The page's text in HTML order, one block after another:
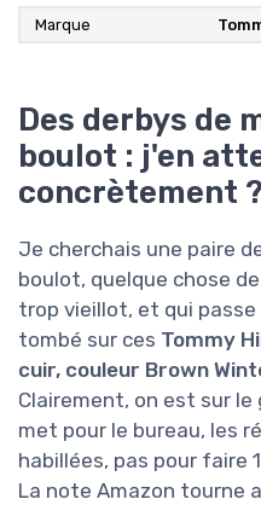
Marque
Des derbys de
boulot : j'en
concrètement ?
Je cherchais une paire
boulot, quelque chose
trop vieillot, et qui passe
tombé sur ces Tommy
cuir, couleur Brown
Clairement, on est sur le
met pour le bureau, les
habillées, pas pour faire
La note Amazon tourne